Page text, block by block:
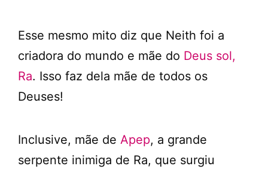
Esse mesmo mito diz que Neith foi a
criadora do mundo e mãe do Deus sol,
Ra. Isso faz dela mãe de todos os
Deuses!
Inclusive, mãe de Apep, a grande
serpente inimiga de Ra, que surgiu